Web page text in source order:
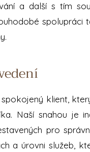
a další s tím
spolupráci
klient,
Naší snahou je
pro
a úrovni služeb,